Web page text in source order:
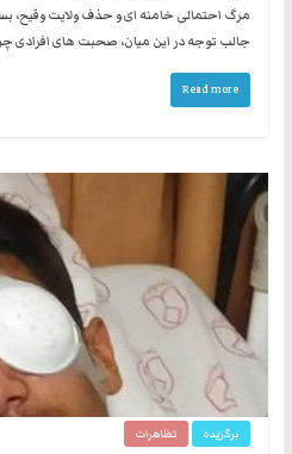
مرگ احتمالی خامنه ای و حذف ولایت وقیح،
جالب توجه در این میان، صحبت های افرادی
Read more
برگزیده تظاهرات